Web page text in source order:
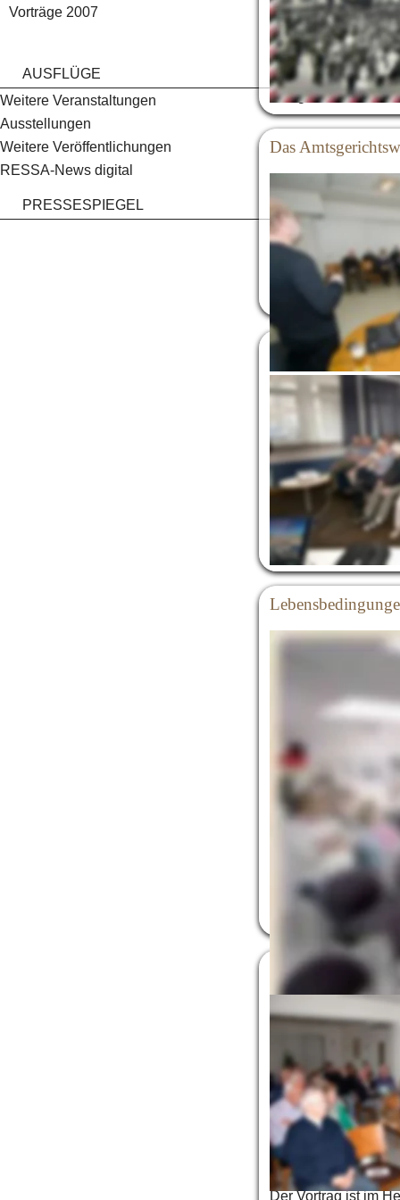
Vorträge 2007
AUSFLÜGE
Weitere Veranstaltungen
Ausstellungen
Weitere Veröffentlichungen
RESSA-News digital
PRESSESPIEGEL
Erzherzogs Franz
zeigte.
Weiter ging es mit
belegten das
Das
und
Helmut
Der Vortrag
altgermanischen
unter der
Alte Reeser
Heckmann
wieder
Feier der Stadt
Der Vortrag, der im
sehr gut erhaltenen
seiner Kamera
Zu diesem Vortrag
nachlesen.
Am Freitag, 05.
einen Vortrag
Zwangsarbeiter in
Christian Kuck,
Städtischen
unterrichtet in den
Münster sein
und als
In seinem Vortrag
Deutschland
niederländischer
niederländischer
70 Jahre nach
Behrend aus Rees-
lautete „70 Jahre
an einen
unterwegs war und
Gerade im
Thema Flucht und
auf.
Der Vortrag ist im